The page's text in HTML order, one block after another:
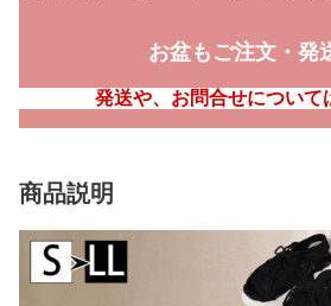
お盆もご注文・発
発送や、お問合せについ
商品説明